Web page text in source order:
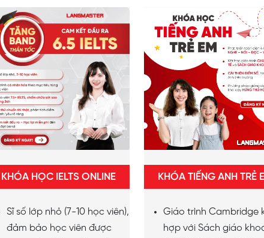
KHÓA HỌC IELTS ONLINE
Sĩ số lớp nhỏ (7-10 học viên),
đảm bảo học viên được
KHÓA TIẾNG ANH TRẺ
Giáo trình Cambridge
hợp với Sách giáo
sinh sống
Đăng ký ngay